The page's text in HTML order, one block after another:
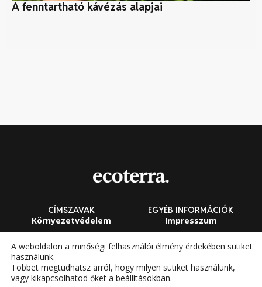
A fenntartható kávézás alapjai
CÍMSZAVAK
Környezetvédelem
Fenntarthatóság
Megújuló energia
EGYÉB INFORMÁCIÓK
Impresszum
Általános Szerződési
A weboldalon a minőségi felhasználói élmény érdekében sütiket
használunk.
Többet megtudhatsz arról, hogy milyen sütiket használunk,
vagy kikapcsolhatod őket a beállításokban.